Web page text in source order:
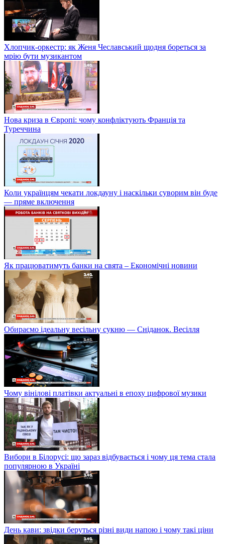
Хлопчик-оркестр: як Женя Чеславський щодня бореться за
мрію бути музикантом
Нова криза в Європі: чому конфліктують Франція та
Туреччина
Коли українцям чекати локдауну і наскільки суворим він буде
— пряме включення
Як працюватимуть банки на свята – Економічні новини
Обираємо ідеальну весільну сукню — Сніданок. Весілля
Чому вінілові платівки актуальні в епоху цифрової музики
Вибори в Білорусі: що зараз відбувається і чому ця тема стала
популярною в Україні
День кави: звідки беруться різні види напою і чому такі ціни